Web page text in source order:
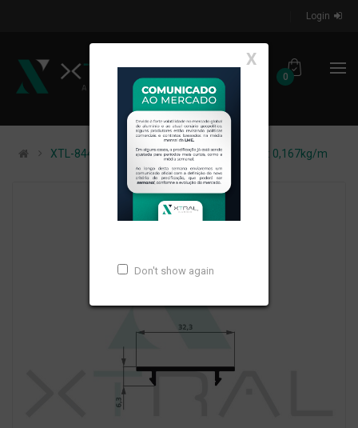
Login
0
X
Don't show again
XTL-844 - (TAMPA CANAL-) - PESO LINEAR: 0,167kg/m